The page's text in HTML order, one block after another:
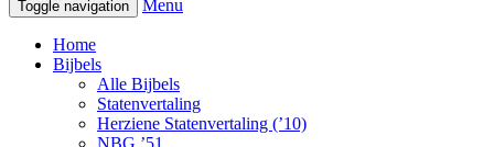
Toggle navigation Menu
Home
Bijbels
Alle Bijbels
Statenvertaling
Herziene Statenvertaling (’10)
NBG ’51